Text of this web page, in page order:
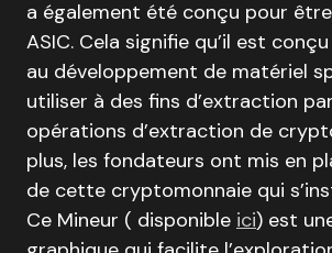
a également été conçu pour
ASIC. Cela signifie qu’il est
au développement de matériel
utiliser à des fins d’extraction
opérations d’extraction de
plus, les fondateurs ont mis en
de cette cryptomonnaie qui
Ce Mineur ( disponible ici) est